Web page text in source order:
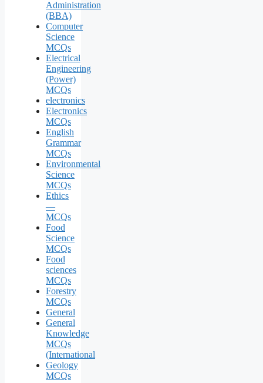
Administration
(BBA)
Computer
Science
MCQs
Electrical
Engineering
(Power)
MCQs
electronics
Electronics
MCQs
English
Grammar
MCQs
Environmental
Science
MCQs
Ethics
—
MCQs
Food
Science
MCQs
Food
sciences
MCQs
Forestry
MCQs
General
General
Knowledge
MCQs
(International
Geology
MCQs